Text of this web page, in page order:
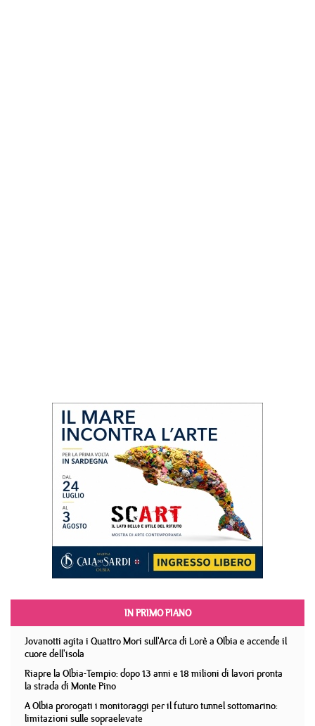
IN PRIMO PIANO
Jovanotti agita i Quattro Mori sull'Arca di Lorè a Olbia e accende il
cuore dell'isola
Riapre la Olbia-Tempio: dopo 13 anni e 18 milioni di lavori pronta
la strada di Monte Pino
A Olbia prorogati i monitoraggi per il futuro tunnel sottomarino:
limitazioni sulle sopraelevate